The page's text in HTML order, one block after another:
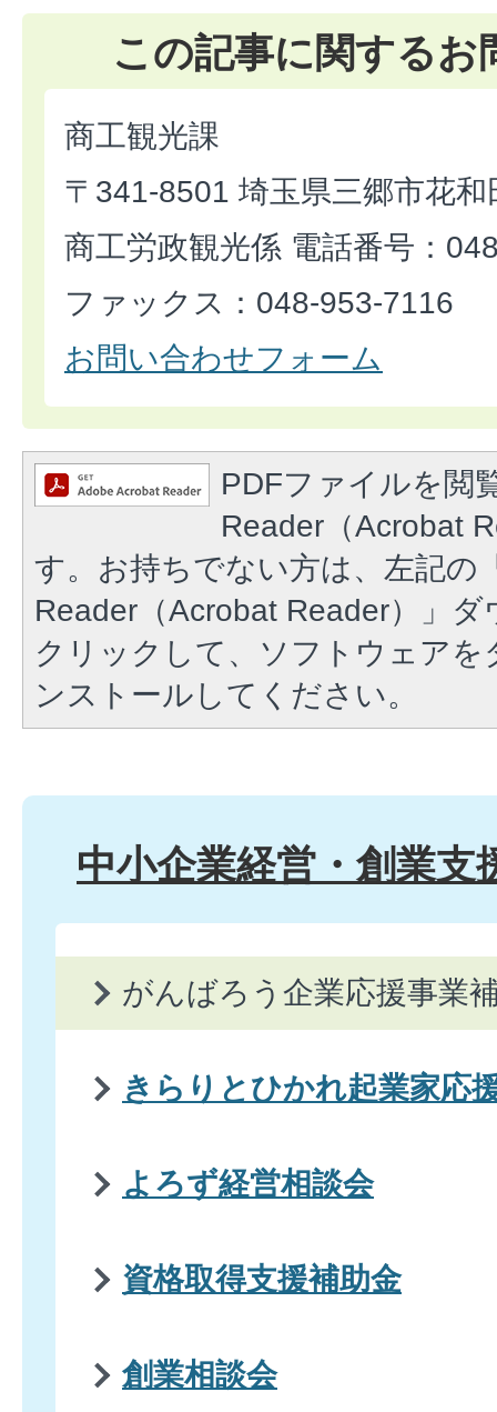
この記事に関するお
商工観光課
〒341-8501 埼玉県三郷市花
商工労政観光係 電話番号：
ファックス：048-953-7116
お問い合わせフォーム
PDFファイルを閲
Reader（Acrobat
す。お持ちでない方は、左記の
Reader（Acrobat Reader）」
クリックして、ソフトウェア
ンストールしてください。
中小企業経営・創業支
がんばろう企業応援事業
きらりとひかれ起業家応
よろず経営相談会
資格取得支援補助金
創業相談会